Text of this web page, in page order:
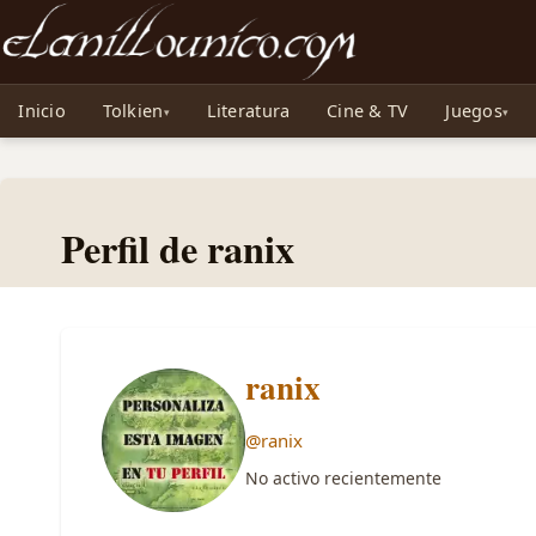
Noticias sobre Tolkien: El Señor de los Anillos, Los Anillos de Poder, La Caza de
Inicio Tolkien Literatura Cine & TV Juegos
Perfil de ranix
ranix
@ranix
No activo recientemente